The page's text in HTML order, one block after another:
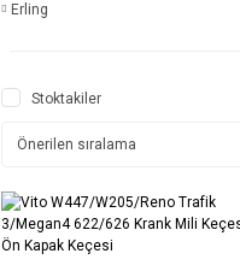
Erling
Stoktakiler